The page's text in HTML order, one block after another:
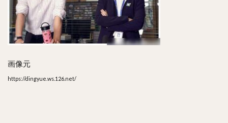
画像元
https://dingyue.ws.126.net/